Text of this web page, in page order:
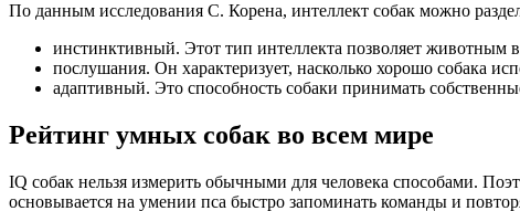
По данным исследования С. Корена, интеллект собак можно
инстинктивный. Этот тип интеллекта позволяет животным
послушания. Он характеризует, насколько хорошо собака
адаптивный. Это способность собаки принимать
Рейтинг умных собак во всем мире
IQ собак нельзя измерить обычными для человека способами.
основывается на умении пса быстро запоминать команды и